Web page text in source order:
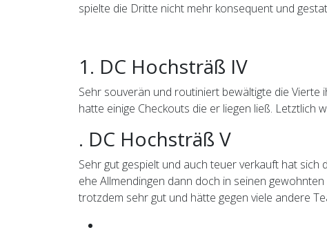
spielte die Dritte nicht mehr konsequent und
1. DC Hochsträß IV
Sehr souverän und routiniert bewältigte die
hatte einige Checkouts die er liegen ließ. Letztlich
. DC Hochsträß V
Sehr gut gespielt und auch teuer verkauft hat sich
ehe Allmendingen dann doch in seinen
trotzdem sehr gut und hätte gegen viele andere